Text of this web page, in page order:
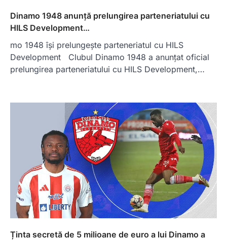
Dinamo 1948 anunță prelungirea parteneriatului cu
HILS Development…
mo 1948 își prelungește parteneriatul cu HILS
Development Clubul Dinamo 1948 a anunțat oficial
prelungirea parteneriatului cu HILS Development,…
Ținta secretă de 5 milioane de euro a lui Dinamo a